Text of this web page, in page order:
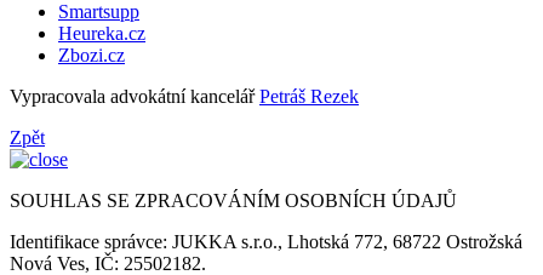
Smartsupp
Heureka.cz
Zbozi.cz
Vypracovala advokátní kancelářPetráš Rezek
Zpět
SOUHLAS SE ZPRACOVÁNÍM OSOBNÍCH ÚDAJŮ
Identifikace správce: JUKKA s.r.o., Lhotská 772, 68722 Ostrožská
Nová Ves, IČ: 25502182.